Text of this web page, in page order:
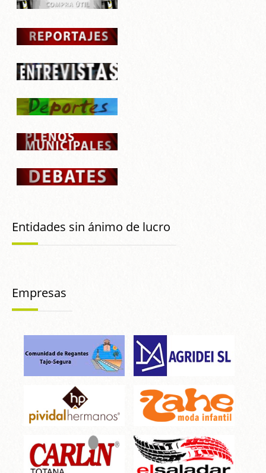
Entidades sin ánimo de lucro
Empresas